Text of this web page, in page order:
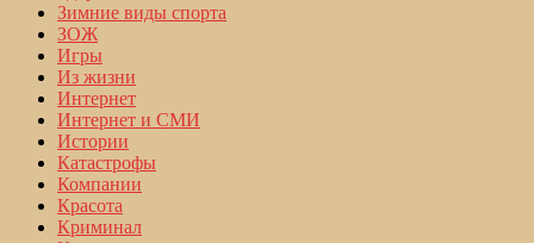
Зимние виды спорта
ЗОЖ
Игры
Из жизни
Интернет
Интернет и СМИ
Истории
Катастрофы
Компании
Красота
Криминал